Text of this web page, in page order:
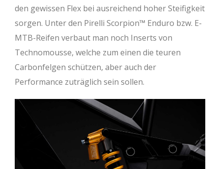
den gewissen Flex bei ausreichend hoher Steifigkeit
sorgen. Unter den Pirelli Scorpion™ Enduro bzw. E-
MTB-Reifen verbaut man noch Inserts von
Technomousse, welche zum einen die teuren
Carbonfelgen schützen, aber auch der
Performance zuträglich sein sollen.